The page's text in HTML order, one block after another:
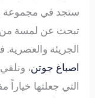
ستجد في مجموعة
تبحث عن لمسة من
الجريئة
اصباغ جوتن،
التي جعلتها